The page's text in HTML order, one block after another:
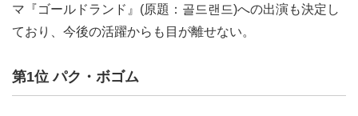
マ『ゴールドランド』(原題：골드랜드)への出演も決定し
ており、今後の活躍からも目が離せない。
第1位 パク・ボゴム